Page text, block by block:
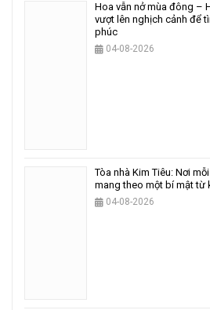
Hoa vẫn nở mùa đông –
vượt lên nghịch cảnh để
phúc
04-08-2026
Tòa nhà Kim Tiêu: Nơi
mang theo một bí mật từ
04-08-2026